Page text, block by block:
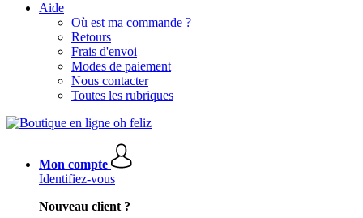
Aide
Où est ma commande ?
Retours
Frais d'envoi
Modes de paiement
Nous contacter
Toutes les rubriques
Mon compte
Identifiez-vous
Nouveau client ?